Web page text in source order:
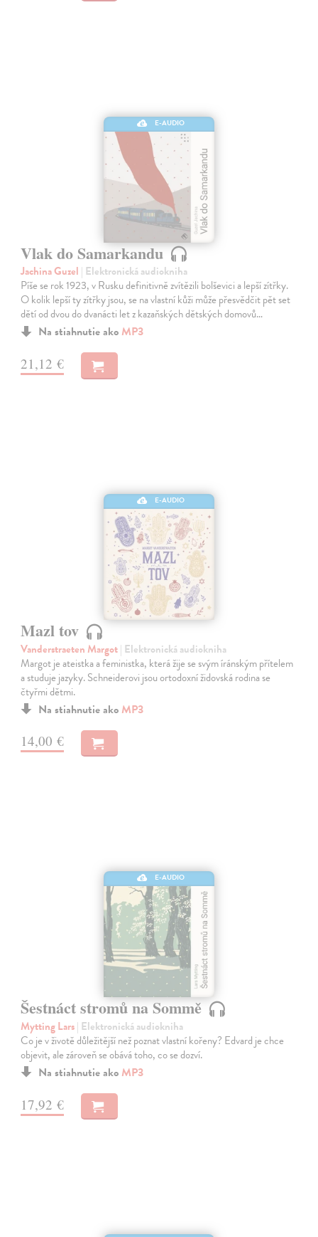
E-AUDIO
Vlak do Samarkandu
Jachina Guzel | Elektronická audiokniha
Píše se rok 1923, v Rusku definitivně zvítězili bolševici a lepší zítřky.
O kolik lepší ty zítřky jsou, se na vlastní kůži může přesvědčit pět set
dětí od dvou do dvanácti let z kazaňských dětských domovů…
Na stiahnutie ako MP3
21,12 €
E-AUDIO
Mazl tov
Vanderstraeten Margot| Elektronická audiokniha
Margot je ateistka a feministka, která žije se svým íránským přítelem
a studuje jazyky. Schneiderovi jsou ortodoxní židovská rodina se
čtyřmi dětmi.
Na stiahnutie ako MP3
14,00 €
E-AUDIO
Šestnáct stromů na Sommě
Mytting Lars| Elektronická audiokniha
Co je v životě důležitější než poznat vlastní kořeny? Edvard je chce
objevit, ale zároveň se obává toho, co se dozví.
Na stiahnutie ako MP3
17,92 €